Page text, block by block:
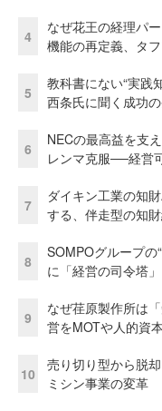
4
なぜ花王の経理パ
機能の再定義、タ
5
教科書にない“実践
西条氏に聞く成功
6
NECの最高益を支
レンマ克服──経営
7
ダイキン工業の知
する、伴走型の知
8
SOMPOグループ
に「経営の司令塔
9
なぜ荏原製作所は
営をMOTや人的資
10
売り切り型から脱
ミシン事業の変革